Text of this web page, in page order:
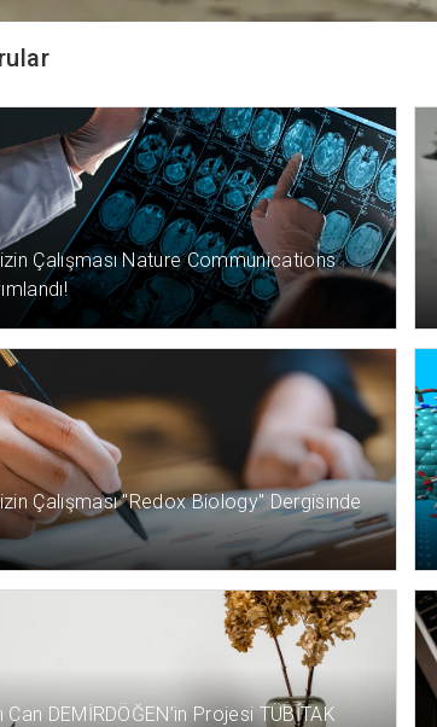
Çalışması Nature Communications
Çalışması "Redox Biology" Dergisinde
DEMİRDÖĞEN’in Projesi TÜBİTAK